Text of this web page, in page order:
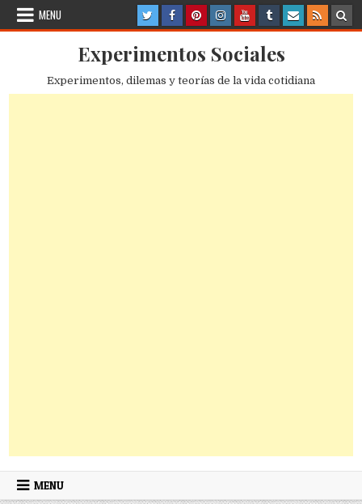
Skip
MENU
Experimentos Sociales
Experimentos, dilemas y teorías de la vida cotidiana
MENU